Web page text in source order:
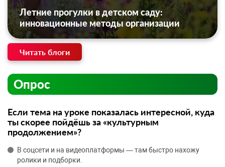
Летние прогулки в детском саду:
инновационные методы организации
Читать блоги
Опрос
Если тема на уроке показалась интересной, куда
ты скорее пойдёшь за «культурным
продолжением»?
В соцсети и на видеоплатформы — там быстро нахожу
ролики и подборки.